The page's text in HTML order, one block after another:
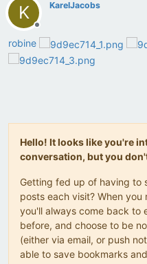
K
Offline
KarelJacobs
robine
Hello! It looks like you're
conversation, but you
Getting fed up of having to
posts each visit? When
you'll always come back to
before, and choose to be
(either via email, or push
able to save bookmarks